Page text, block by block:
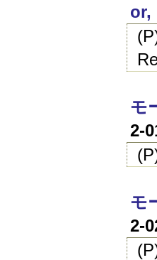
or,
モ
2-
モ
2-